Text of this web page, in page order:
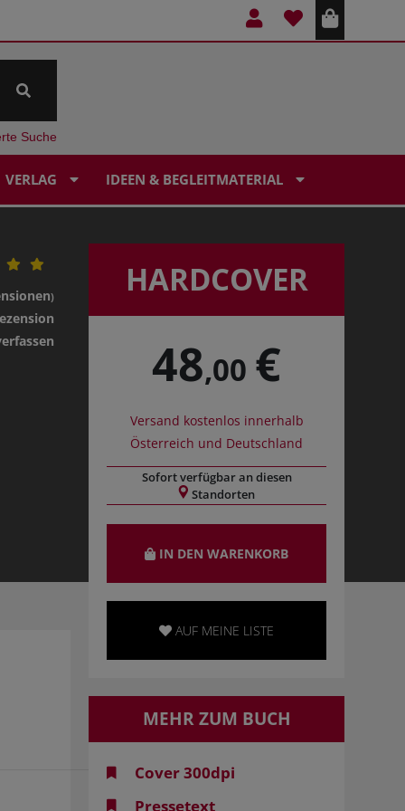
Suche
VERLAG IDEEN & BEGLEITMATERIAL
) HARDCOVER
48,00 €
Versand kostenlos innerhalb
Österreich und Deutschland
Sofort verfügbar an diesen
Standorten
IN DEN WARENKORB
AUF MEINE LISTE
MEHR ZUM BUCH
Cover 300dpi
Pressetext